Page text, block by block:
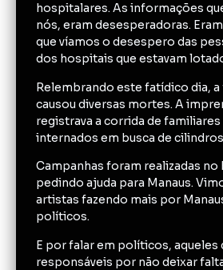
hospitalares. As informações
nós, eram desesperadoras.
que víamos o desespero das
dos hospitais que estavam
Relembrando este fatídico dia,
causou diversas mortes. A
registrava a corrida de
internados em busca de
Campanhas foram realizadas
pedindo ajuda para Manaus.
artistas fazendo mais por
políticos.
E por falar em políticos, aqueles
responsáveis por não deixar